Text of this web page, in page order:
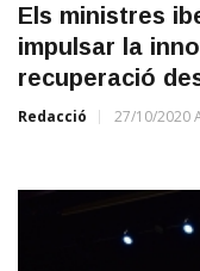
Els ministres
impulsar la
recuperació
Redacció 27/10/2020